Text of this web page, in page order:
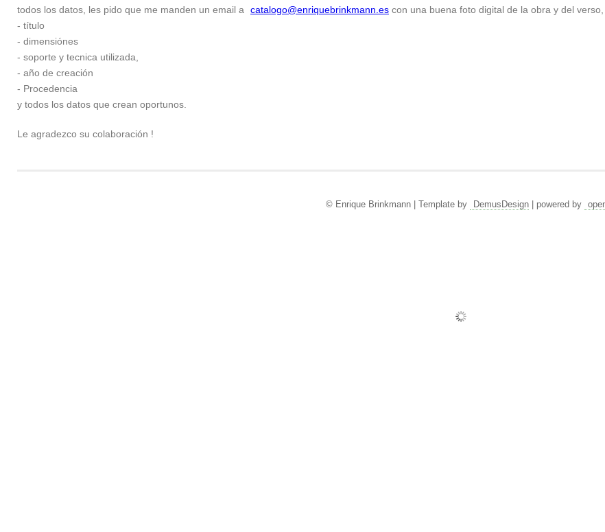
todos los datos, les pido que me manden un email a
catalogo@enriquebrinkmann.es con una buena foto digital de la obra y del
- título
- dimensiónes
- soporte y tecnica utilizada,
- año de creación
- Procedencia
y todos los datos que crean oportunos.
Le agradezco su colaboración !
© Enrique Brinkmann | Template by DemusDesign| powered by